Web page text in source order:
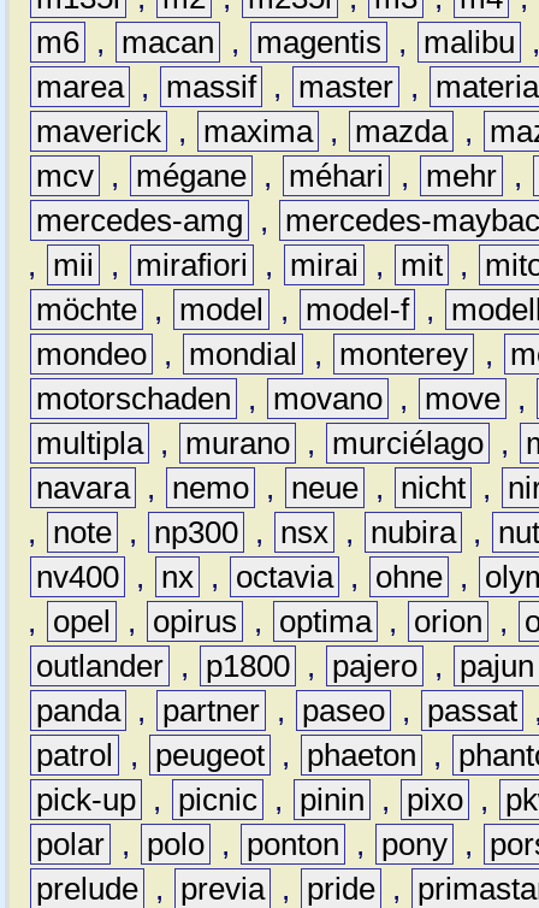
m6 , macan , magentis , malibu
marea , massif , master ,
materia
maverick , maxima , mazda ,
mcv , mégane , méhari , mehr ,
mercedes-amg
,
mercedes-
,
mii , mirafiori , mirai , mit ,
möchte , model , model-f ,
mondeo , mondial , monterey ,
motorschaden
, movano , move ,
multipla , murano , murciélago ,
navara , nemo , neue , nicht ,
,
note , np300 , nsx , nubira ,
nv400 , nx , octavia , ohne ,
,
opel , opirus , optima , orion ,
outlander , p1800 , pajero ,
pajun
panda , partner , paseo , passat
patrol
, peugeot , phaeton ,
pick-up , picnic , pinin , pixo ,
polar , polo , ponton , pony ,
prelude , previa , pride ,